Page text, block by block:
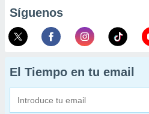
Síguenos
El Tiempo en tu email